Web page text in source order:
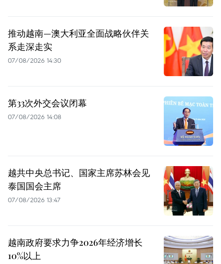
推动越南—澳大利亚全面战略伙伴关
系走深走实
07/08/2026 14:30
第33次外交会议闭幕
07/08/2026 14:08
越共中央总书记、国家主席苏林会见
泰国国会主席
07/08/2026 13:47
越南政府要求力争2026年经济增长
10%以上